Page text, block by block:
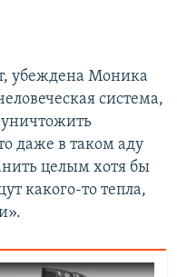
убеждена Моника
система,
даже в таком аду
целым хотя бы
какого-то тепла,